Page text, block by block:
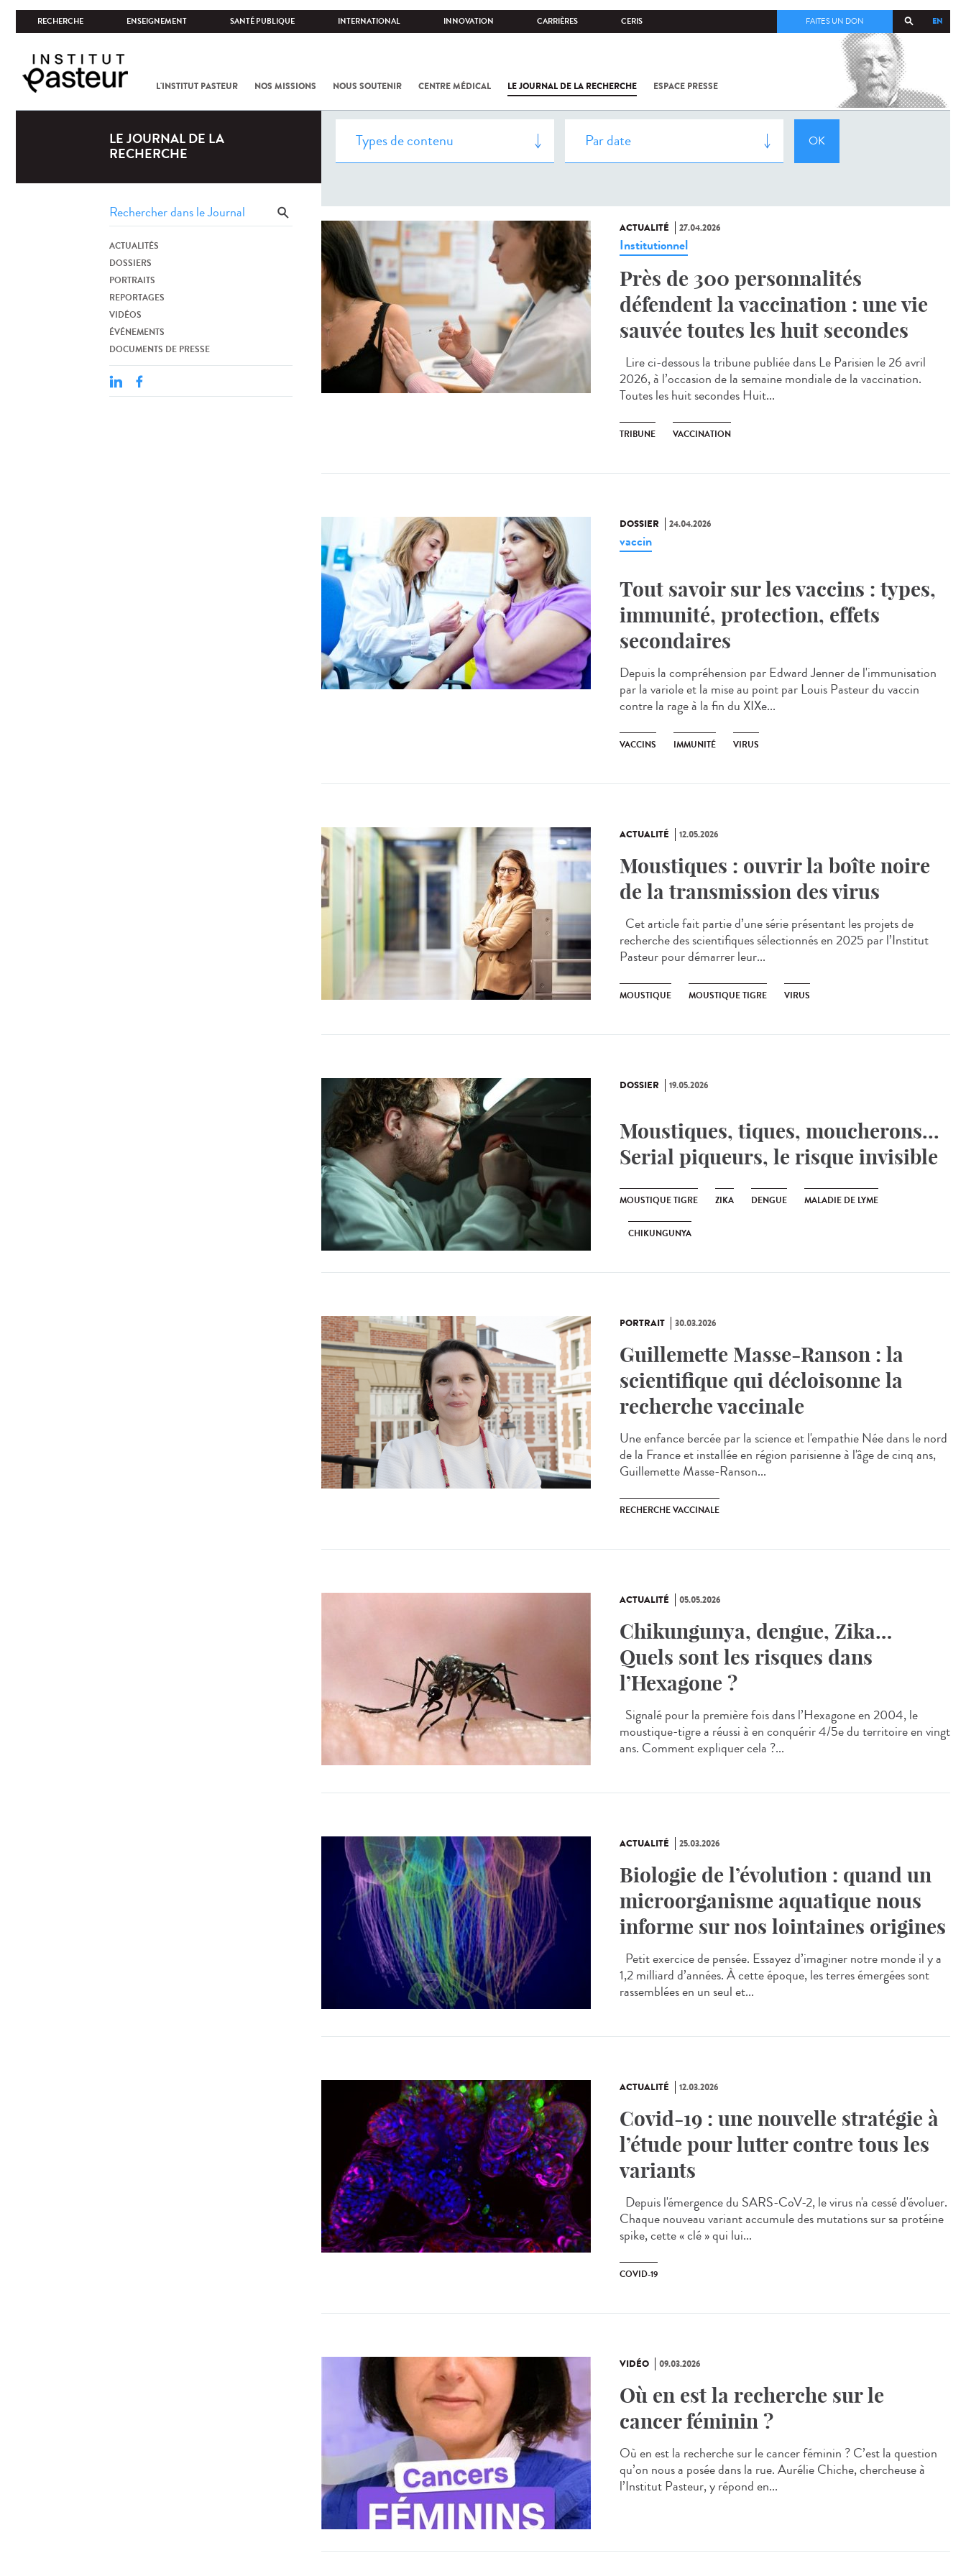
RECHERCHE ENSEIGNEMENT SANTÉ PUBLIQUE INTERNATIONAL INNOVATION CARRIÈRES CERIS EN
FAITES UN DON
L'INSTITUT PASTEUR NOS MISSIONS NOUS SOUTENIR CENTRE MÉDICAL LE JOURNAL DE LA RECHERCHE ESPACE PRESSE
COV-2 /
L'INSTITUT
PASTEUR
LE JOURNAL DE LA
RECHERCHE
ACTUALITÉS
DOSSIERS
PORTRAITS
REPORTAGES
VIDÉOS
ÉVÉNEMENTS
DOCUMENTS DE PRESSE
ACTUALITÉ 27.04.2026
Institutionnel
Près de 300 personnalités
défendent la vaccination : une vie
sauvée toutes les huit secondes
Lire ci-dessous la tribune publiée dans Le Parisien le 26 avril
2026, à l’occasion de la semaine mondiale de la vaccination.
Toutes les huit secondes Huit...
TRIBUNE VACCINATION
DOSSIER 24.04.2026
vaccin
Tout savoir sur les vaccins : types,
immunité, protection, effets
secondaires
Depuis la compréhension par Edward Jenner de l'immunisation
par la variole et la mise au point par Louis Pasteur du vaccin
contre la rage à la fin du XIXe...
VACCINS IMMUNITÉ VIRUS
ACTUALITÉ 12.05.2026
Moustiques : ouvrir la boîte noire
de la transmission des virus
Cet article fait partie d’une série présentant les projets de
recherche des scientifiques sélectionnés en 2025 par l’Institut
Pasteur pour démarrer leur...
MOUSTIQUE MOUSTIQUE TIGRE VIRUS
DOSSIER 19.05.2026
Moustiques, tiques, moucherons...
Serial piqueurs, le risque invisible
MOUSTIQUE TIGRE ZIKA DENGUE MALADIE DE LYME
CHIKUNGUNYA
PORTRAIT 30.03.2026
Guillemette Masse-Ranson : la
scientifique qui décloisonne la
recherche vaccinale
Une enfance bercée par la science et l'empathie Née dans le nord
de la France et installée en région parisienne à l'âge de cinq ans,
Guillemette Masse-Ranson...
RECHERCHE VACCINALE
ACTUALITÉ 05.05.2026
Chikungunya, dengue, Zika…
Quels sont les risques dans
l’Hexagone ?
Signalé pour la première fois dans l’Hexagone en 2004, le
moustique-tigre a réussi à en conquérir 4/5e du territoire en vingt
ans. Comment expliquer cela ?...
ACTUALITÉ 25.03.2026
Biologie de l’évolution : quand un
microorganisme aquatique nous
informe sur nos lointaines origines
Petit exercice de pensée. Essayez d’imaginer notre monde il y a
1,2 milliard d’années. À cette époque, les terres émergées sont
rassemblées en un seul et...
ACTUALITÉ 12.03.2026
Covid-19 : une nouvelle stratégie à
l’étude pour lutter contre tous les
variants
Depuis l'émergence du SARS-CoV-2, le virus n'a cessé d'évoluer.
Chaque nouveau variant accumule des mutations sur sa protéine
spike, cette « clé » qui lui...
COVID-19
VIDÉO 09.03.2026
Où en est la recherche sur le
cancer féminin ?
Où en est la recherche sur le cancer féminin ? C’est la question
qu’on nous a posée dans la rue. Aurélie Chiche, chercheuse à
l’Institut Pasteur, y répond en...